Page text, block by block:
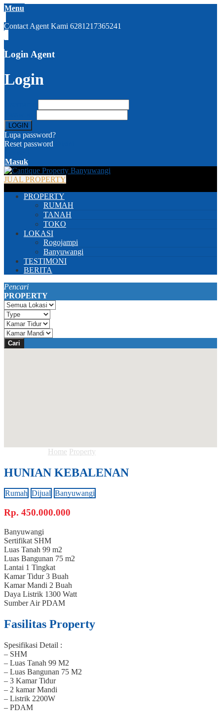
Menu
Contact Agent Kami 6281217365241
Login Agent
Login
Lupa password?
Reset password
Masuk
JUAL PROPERTY
PROPERTY
RUMAH
TANAH
TOKO
LOKASI
Rogojampi
Banyuwangi
TESTIMONI
BERITA
Pencari
PROPERTY
Cari
Home Property
HUNIAN KEBALENAN
Rumah Dijual Banyuwangi
Rp. 450.000.000
Banyuwangi
Sertifikat SHM
Luas Tanah 99 m2
Luas Bangunan 75 m2
Lantai 1 Tingkat
Kamar Tidur3 Buah
Kamar Mandi 2 Buah
Daya Listrik 1300 Watt
Sumber AirPDAM
Fasilitas Property
Spesifikasi Detail :
– SHM
– Luas Tanah 99 M2
– Luas Bangunan 75 M2
– 3 Kamar Tidur
– 2 kamar Mandi
– Listrik 2200W
– PDAM